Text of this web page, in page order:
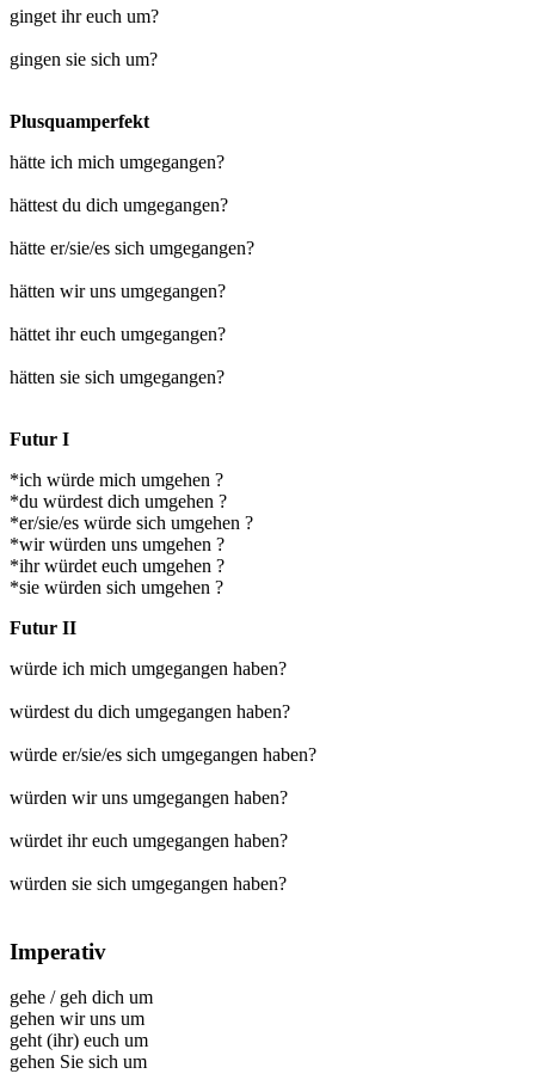
ginget ihr euch um?
gingen sie sich um?
Plusquamperfekt
hätte ich mich umgegangen?
hättest du dich umgegangen?
hätte er/sie/es sich umgegangen?
hätten wir uns umgegangen?
hättet ihr euch umgegangen?
hätten sie sich umgegangen?
Futur I
*ich würde mich umgehen ?
*du würdest dich umgehen ?
*er/sie/es würde sich umgehen ?
*wir würden uns umgehen ?
*ihr würdet euch umgehen ?
*sie würden sich umgehen ?
Futur II
würde ich mich umgegangen haben?
würdest du dich umgegangen haben?
würde er/sie/es sich umgegangen haben?
würden wir uns umgegangen haben?
würdet ihr euch umgegangen haben?
würden sie sich umgegangen haben?
Imperativ
gehe / geh dich um
gehen wir uns um
geht (ihr) euch um
gehen Sie sich um